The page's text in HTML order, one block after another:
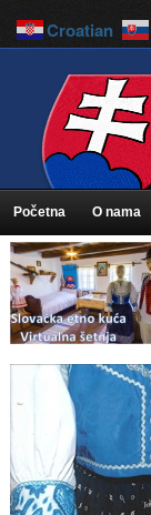
Početna O nama
Croatian